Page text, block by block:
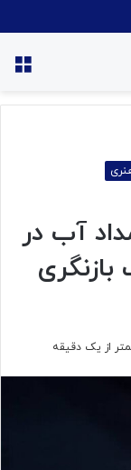
آب در
از یک دقیقه